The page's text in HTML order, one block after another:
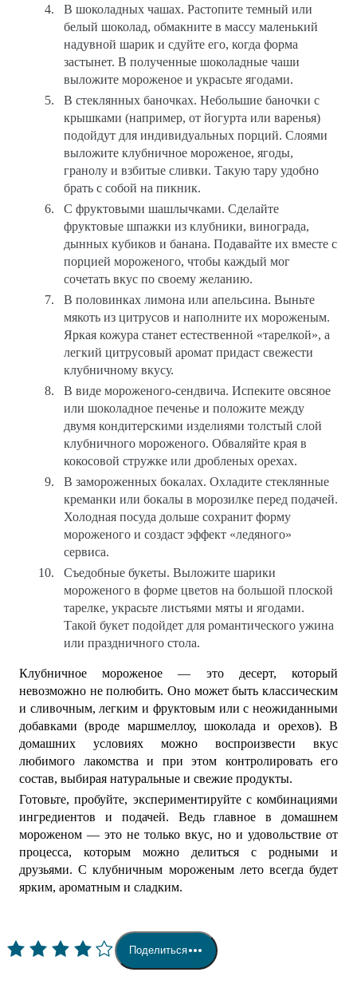
В шоколадных чашах. Растопите темный или
белый шоколад, обмакните в массу маленький
надувной шарик и сдуйте его, когда форма
застынет. В полученные шоколадные чаши
выложите мороженое и украсьте ягодами.
В стеклянных баночках. Небольшие баночки с
крышками (например, от йогурта или варенья)
подойдут для индивидуальных порций. Слоями
выложите клубничное мороженое, ягоды,
гранолу и взбитые сливки. Такую тару удобно
брать с собой на пикник.
С фруктовыми шашлычками. Сделайте
фруктовые шпажки из клубники, винограда,
дынных кубиков и банана. Подавайте их вместе с
порцией мороженого, чтобы каждый мог
сочетать вкус по своему желанию.
В половинках лимона или апельсина. Выньте
мякоть из цитрусов и наполните их мороженым.
Яркая кожура станет естественной «тарелкой», а
легкий цитрусовый аромат придаст свежести
клубничному вкусу.
В виде мороженого-сендвича. Испеките овсяное
или шоколадное печенье и положите между
двумя кондитерскими изделиями толстый слой
клубничного мороженого. Обваляйте края в
кокосовой стружке или дробленых орехах.
В замороженных бокалах. Охладите стеклянные
креманки или бокалы в морозилке перед подачей.
Холодная посуда дольше сохранит форму
мороженого и создаст эффект «ледяного»
сервиса.
Съедобные букеты. Выложите шарики
мороженого в форме цветов на большой плоской
тарелке, украсьте листьями мяты и ягодами.
Такой букет подойдет для романтического ужина
или праздничного стола.
Клубничное мороженое — это десерт, который
невозможно не полюбить. Оно может быть классическим
и сливочным, легким и фруктовым или с неожиданными
добавками (вроде маршмеллоу, шоколада и орехов). В
домашних условиях можно воспроизвести вкус
любимого лакомства и при этом контролировать его
состав, выбирая натуральные и свежие продукты.
Готовьте, пробуйте, экспериментируйте с комбинациями
ингредиентов и подачей. Ведь главное в домашнем
мороженом — это не только вкус, но и удовольствие от
процесса, которым можно делиться с родными и
друзьями. С клубничным мороженым лето всегда будет
ярким, ароматным и сладким.
Поделиться